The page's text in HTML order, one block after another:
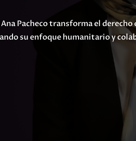
Pacheco transforma el
su enfoque humanitario y